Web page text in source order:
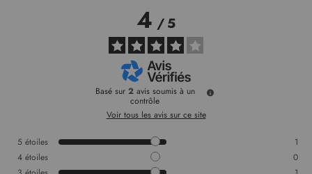
MA
LISTE
D’ENVIE
4/5
Basé sur 2 avis soumis à un
contrôle
Voir tous les avis sur ce site
5 étoiles
1
4 étoiles
0